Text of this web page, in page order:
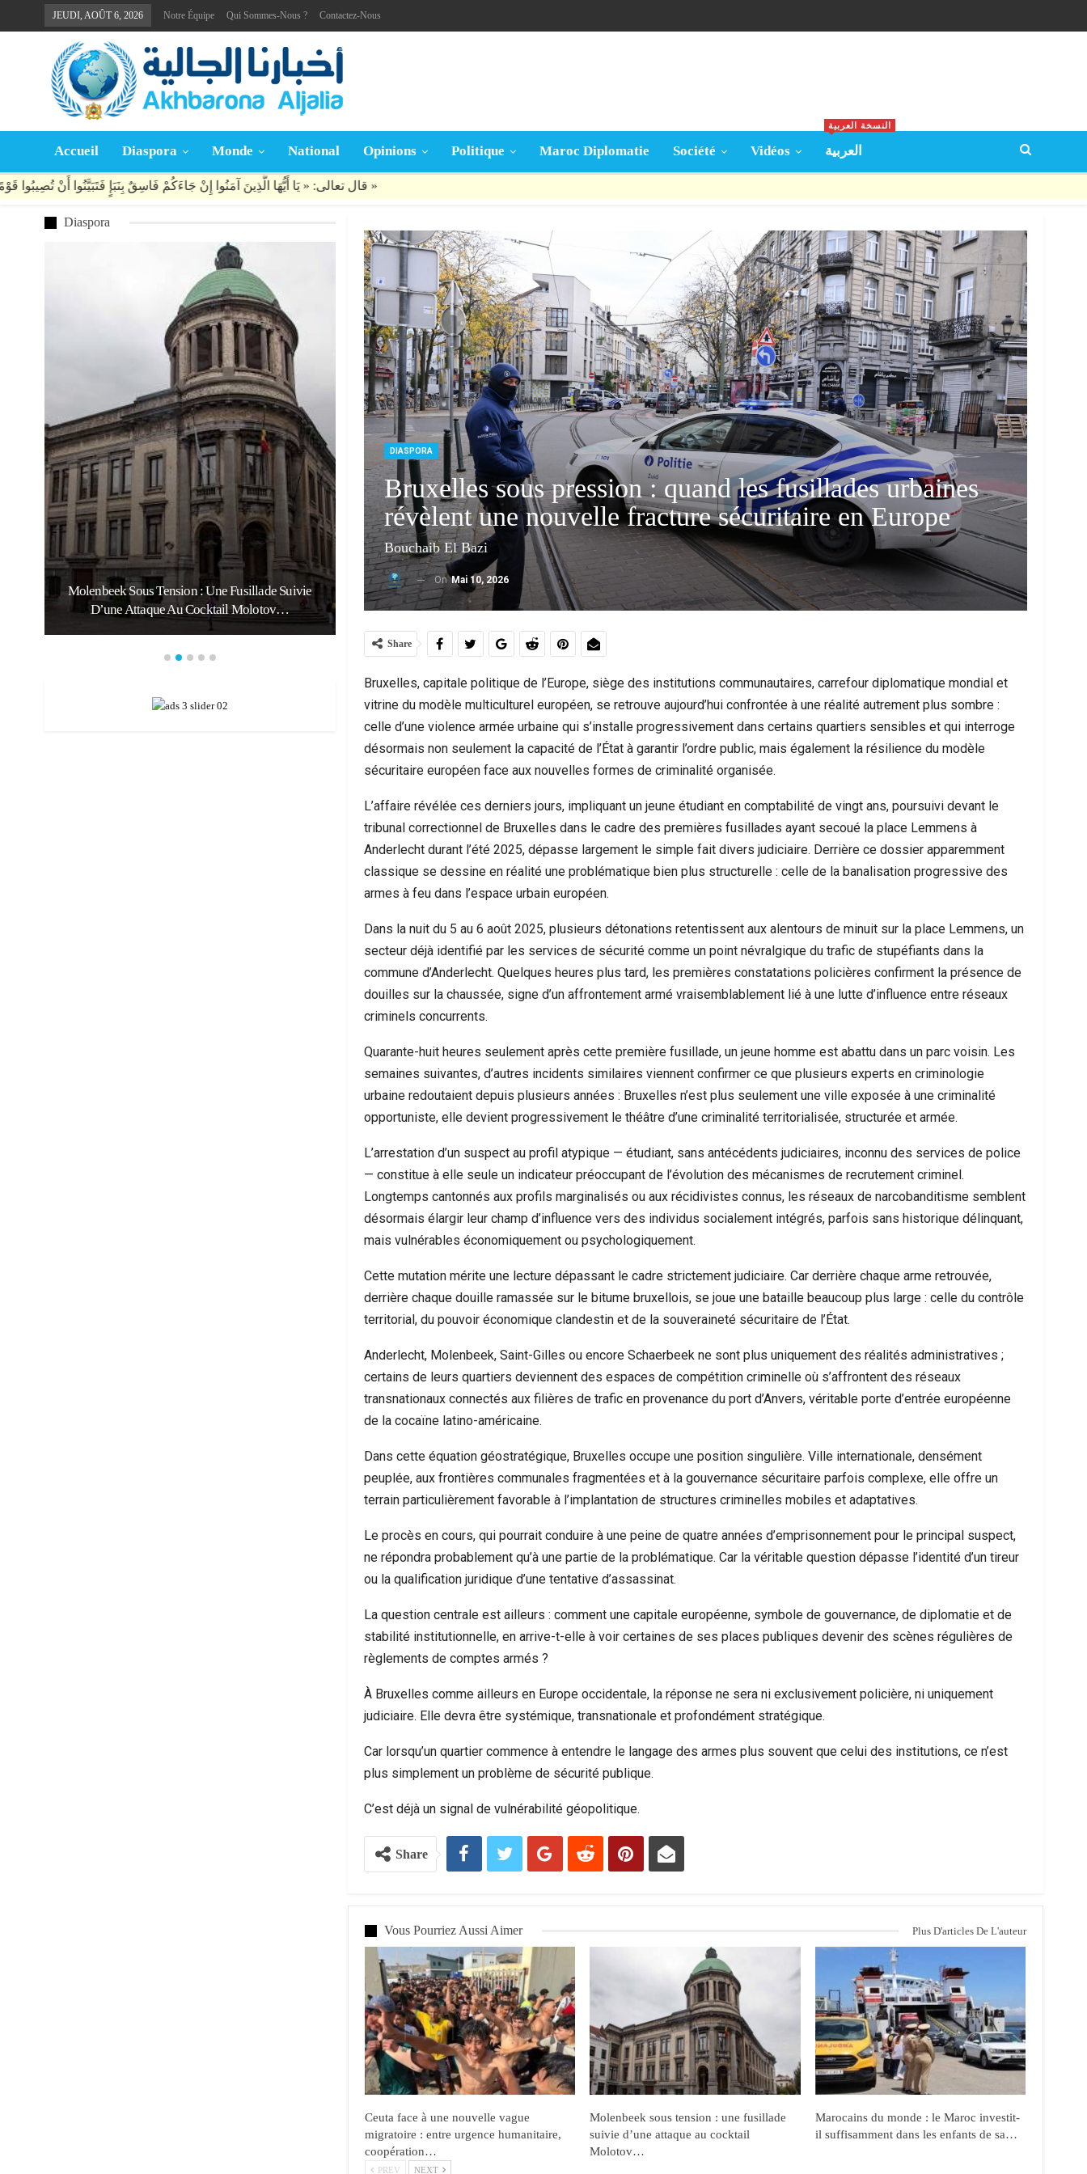
JEUDI, AOÛT 6, 2026 Notre Équipe Qui Sommes-Nous ? Contactez-Nous
Accueil Diaspora Monde National Opinions Politique Maroc Diplomatie Société Vidéos العربية
النسخة العربية
DIASPORA
Bruxelles sous pression : quand les fusillades urbaines
révèlent une nouvelle fracture sécuritaire en Europe
Bouchaib El Bazi
OnMai 10, 2026
Share
Bruxelles, capitale politique de l’Europe, siège des institutions communautaires, carrefour diplomatique mondial et
vitrine du modèle multiculturel européen, se retrouve aujourd’hui confrontée à une réalité autrement plus sombre :
celle d’une violence armée urbaine qui s’installe progressivement dans certains quartiers sensibles et qui interroge
désormais non seulement la capacité de l’État à garantir l’ordre public, mais également la résilience du modèle
sécuritaire européen face aux nouvelles formes de criminalité organisée.
L’affaire révélée ces derniers jours, impliquant un jeune étudiant en comptabilité de vingt ans, poursuivi devant le
tribunal correctionnel de Bruxelles dans le cadre des premières fusillades ayant secoué la place Lemmens à
Anderlecht durant l’été 2025, dépasse largement le simple fait divers judiciaire. Derrière ce dossier apparemment
classique se dessine en réalité une problématique bien plus structurelle : celle de la banalisation progressive des
armes à feu dans l’espace urbain européen.
Dans la nuit du 5 au 6 août 2025, plusieurs détonations retentissent aux alentours de minuit sur la place Lemmens, un
secteur déjà identifié par les services de sécurité comme un point névralgique du trafic de stupéfiants dans la
commune d’Anderlecht. Quelques heures plus tard, les premières constatations policières confirment la présence de
douilles sur la chaussée, signe d’un affrontement armé vraisemblablement lié à une lutte d’influence entre réseaux
criminels concurrents.
Quarante-huit heures seulement après cette première fusillade, un jeune homme est abattu dans un parc voisin. Les
semaines suivantes, d’autres incidents similaires viennent confirmer ce que plusieurs experts en criminologie
urbaine redoutaient depuis plusieurs années : Bruxelles n’est plus seulement une ville exposée à une criminalité
opportuniste, elle devient progressivement le théâtre d’une criminalité territorialisée, structurée et armée.
L’arrestation d’un suspect au profil atypique — étudiant, sans antécédents judiciaires, inconnu des services de police
— constitue à elle seule un indicateur préoccupant de l’évolution des mécanismes de recrutement criminel.
Longtemps cantonnés aux profils marginalisés ou aux récidivistes connus, les réseaux de narcobanditisme semblent
désormais élargir leur champ d’influence vers des individus socialement intégrés, parfois sans historique délinquant,
mais vulnérables économiquement ou psychologiquement.
Cette mutation mérite une lecture dépassant le cadre strictement judiciaire. Car derrière chaque arme retrouvée,
derrière chaque douille ramassée sur le bitume bruxellois, se joue une bataille beaucoup plus large : celle du contrôle
territorial, du pouvoir économique clandestin et de la souveraineté sécuritaire de l’État.
Anderlecht, Molenbeek, Saint-Gilles ou encore Schaerbeek ne sont plus uniquement des réalités administratives ;
certains de leurs quartiers deviennent des espaces de compétition criminelle où s’affrontent des réseaux
transnationaux connectés aux filières de trafic en provenance du port d’Anvers, véritable porte d’entrée européenne
de la cocaïne latino-américaine.
Dans cette équation géostratégique, Bruxelles occupe une position singulière. Ville internationale, densément
peuplée, aux frontières communales fragmentées et à la gouvernance sécuritaire parfois complexe, elle offre un
terrain particulièrement favorable à l’implantation de structures criminelles mobiles et adaptatives.
Le procès en cours, qui pourrait conduire à une peine de quatre années d’emprisonnement pour le principal suspect,
ne répondra probablement qu’à une partie de la problématique. Car la véritable question dépasse l’identité d’un tireur
ou la qualification juridique d’une tentative d’assassinat.
La question centrale est ailleurs : comment une capitale européenne, symbole de gouvernance, de diplomatie et de
stabilité institutionnelle, en arrive-t-elle à voir certaines de ses places publiques devenir des scènes régulières de
règlements de comptes armés ?
À Bruxelles comme ailleurs en Europe occidentale, la réponse ne sera ni exclusivement policière, ni uniquement
judiciaire. Elle devra être systémique, transnationale et profondément stratégique.
Car lorsqu’un quartier commence à entendre le langage des armes plus souvent que celui des institutions, ce n’est
plus simplement un problème de sécurité publique.
C’est déjà un signal de vulnérabilité géopolitique.
Share
Vous Pourriez Aussi Aimer Plus D'articles De L'auteur
Ceuta face à une nouvelle vague
migratoire : entre urgence humanitaire,
coopération…
Molenbeek sous tension : une fusillade
suivie d’une attaque au cocktail
Molotov…
Marocains du monde : le Maroc investit-
il suffisamment dans les enfants de sa…
PREV NEXT
Diaspora
Molenbeek Sous Tension : Une Fusillade Suivie
D’une Attaque Au Cocktail Molotov…
Marocains Du Monde : Le Maroc Investit-Il
Suffisamment Dans Les Enfants De Sa…
Drame À Nador : Les Circonstances D’un
Accident De Quad Qui Bouleverse La…
Mort D’un